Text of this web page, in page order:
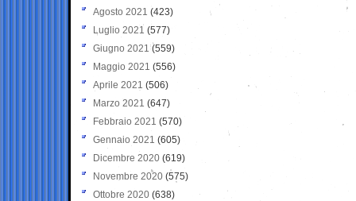
Agosto 2021 (423)
Luglio 2021 (577)
Giugno 2021(559)
Maggio 2021 (556)
Aprile 2021 (506)
Marzo 2021 (647)
Febbraio 2021 (570)
Gennaio 2021 (605)
Dicembre 2020 (619)
Novembre 2020 (575)
Ottobre 2020 (638)